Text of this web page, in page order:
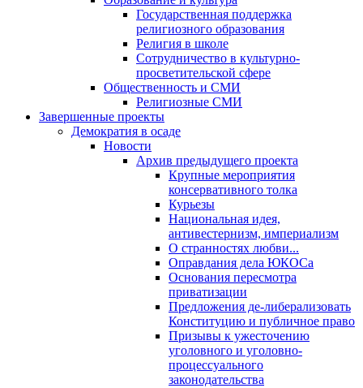
Государственная поддержка
религиозного образования
Религия в школе
Сотрудничество в культурно-
просветительской сфере
Общественность и СМИ
Религиозные СМИ
Завершенные проекты
Демократия в осаде
Новости
Архив предыдущего проекта
Крупные мероприятия
консервативного толка
Курьезы
Национальная идея,
антивестернизм, империализм
О странностях любви...
Оправдания дела ЮКОСа
Основания пересмотра
приватизации
Предложения де-либерализовать
Конституцию и публичное право
Призывы к ужесточению
уголовного и уголовно-
процессуального
законодательства